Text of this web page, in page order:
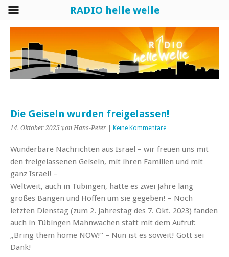
Die Geiseln wurden freigelassen!
14. Oktober 2025 von Hans-Peter Keine Kommentare
Wunderbare Nachrichten aus Israel – wir freuen uns mit
den freigelassenen Geiseln, mit ihren Familien und mit
ganz Israel! –
Weltweit, auch in Tübingen, hatte es zwei Jahre lang
großes Bangen und Hoffen um sie gegeben! – Noch
letzten Dienstag (zum 2. Jahrestag des 7. Okt. 2023) fanden
auch in Tübingen Mahnwachen statt mit dem Aufruf:
„Bring them home NOW!“ – Nun ist es soweit! Gott sei
Dank!
RADIO helle welle